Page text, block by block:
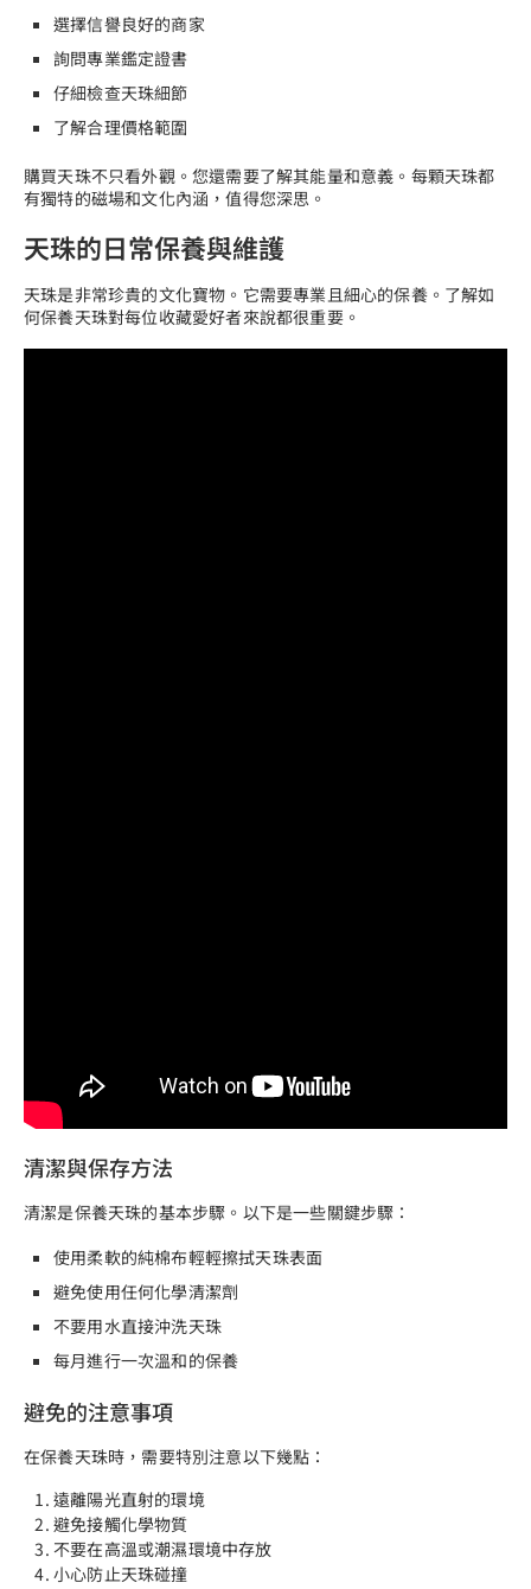
選擇信譽良好的商家
詢問專業鑑定證書
仔細檢查天珠細節
了解合理價格範圍
購買天珠不只看外觀。您還需要了解其能量和意義。每顆天珠都
有獨特的磁場和文化內涵，值得您深思。
天珠的日常保養與維護
天珠是非常珍貴的文化寶物。它需要專業且細心的保養。了解如
何保養天珠對每位收藏愛好者來說都很重要。
清潔與保存方法
清潔是保養天珠的基本步驟。以下是一些關鍵步驟：
使用柔軟的純棉布輕輕擦拭天珠表面
避免使用任何化學清潔劑
不要用水直接沖洗天珠
每月進行一次溫和的保養
避免的注意事項
在保養天珠時，需要特別注意以下幾點：
遠離陽光直射的環境
避免接觸化學物質
不要在高溫或潮濕環境中存放
小心防止天珠碰撞